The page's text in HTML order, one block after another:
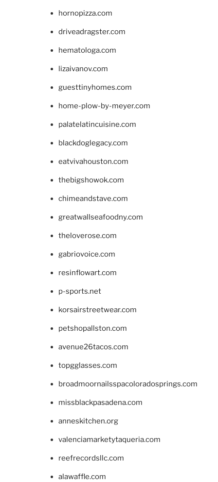
hornopizza.com
driveadragster.com
hematologa.com
lizaivanov.com
guesttinyhomes.com
home-plow-by-meyer.com
palatelatincuisine.com
blackdoglegacy.com
eatvivahouston.com
thebigshowok.com
chimeandstave.com
greatwallseafoodny.com
theloverose.com
gabriovoice.com
resinflowart.com
p-sports.net
korsairstreetwear.com
petshopallston.com
avenue26tacos.com
topgglasses.com
broadmoornailsspacoloradosprings.com
missblackpasadena.com
anneskitchen.org
valenciamarketytaqueria.com
reefrecordsllc.com
alawaffle.com